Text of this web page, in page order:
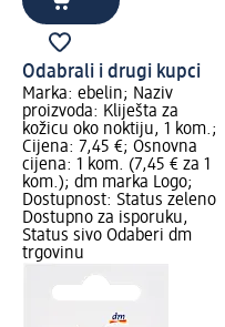
Odabrali i drugi kupci
Marka: ebelin; Naziv
proizvoda: Kliješta za
kožicu oko noktiju, 1 kom.;
Cijena: 7,45 €; Osnovna
cijena: 1 kom. (7,45 € za 1
kom.); dm marka Logo;
Dostupnost: Status zeleno
Dostupno za isporuku,
Status sivo Odaberi dm
trgovinu